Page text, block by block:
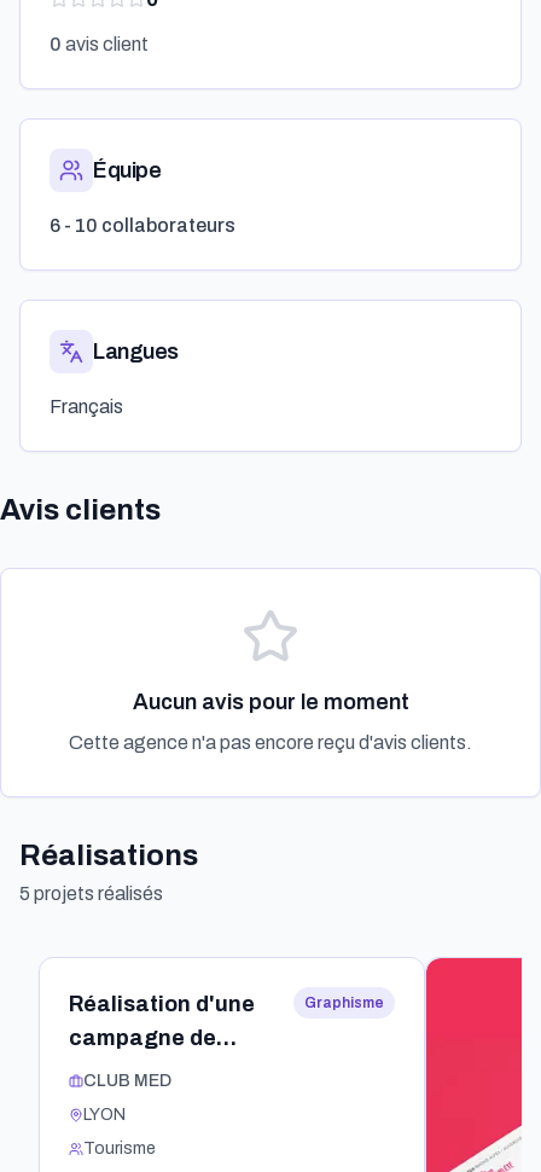
0 avis client
Équipe
6 - 10 collaborateurs
Langues
Français
Avis clients
Aucun avis pour le moment
Cette agence n'a pas encore reçu d'avis clients.
Réalisations
5 projets réalisés
Réalisation d'une
campagne de
promotion pour une
l'application Club
Med
Graphisme
CLUB MED
LYON
Tourisme